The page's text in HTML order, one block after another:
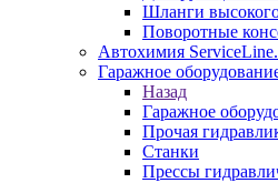
Шланги
Поворотные
Автохимия
Гаражное
Назад
Гаражное
Прочая
Станки
Прессы